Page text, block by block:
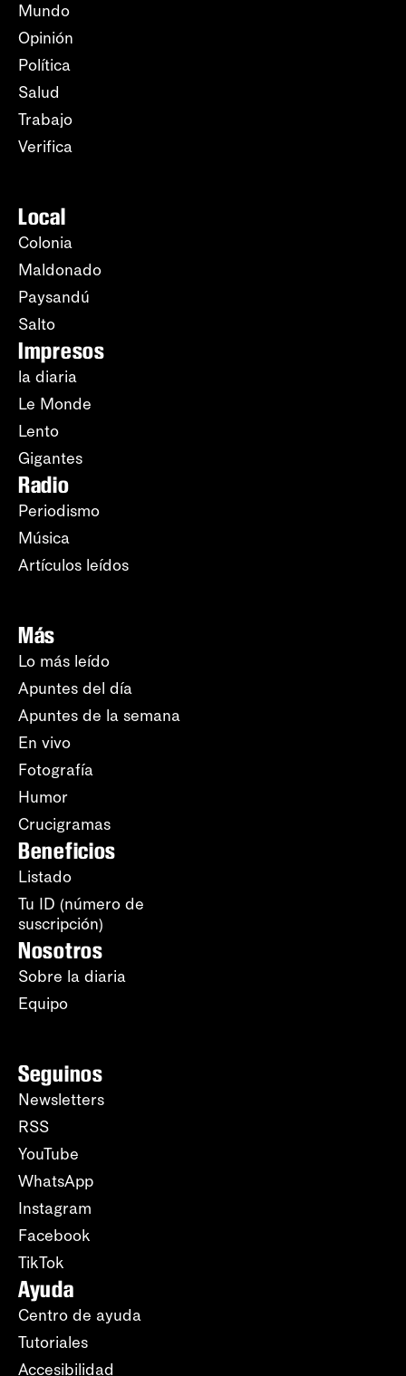
Mundo
Opinión
Política
Salud
Trabajo
Verifica
Local
Colonia
Maldonado
Paysandú
Salto
Impresos
la diaria
Le Monde
Lento
Gigantes
Radio
Periodismo
Música
Artículos leídos
Más
Lo más leído
Apuntes del día
Apuntes de la semana
En vivo
Fotografía
Humor
Crucigramas
Beneficios
Listado
Tu ID (número de
suscripción)
Nosotros
Sobre la diaria
Equipo
Seguinos
Newsletters
RSS
YouTube
WhatsApp
Instagram
Facebook
TikTok
Ayuda
Centro de ayuda
Tutoriales
Accesibilidad